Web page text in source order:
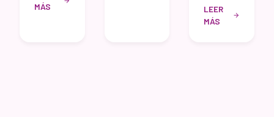
MÁS
LEER
MÁS